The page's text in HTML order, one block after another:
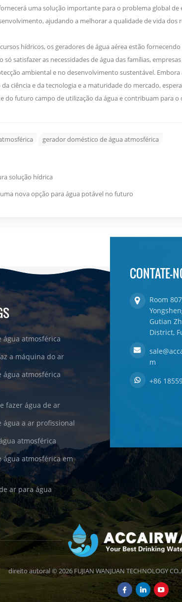
uma solução importante para o problema global de
ajudando a melhorar a qualidade de vida dos
hídricos, os geradores de água aérea estão
só satisfazer as necessidades de água das famílias,
ambiental e no desenvolvimento sustentável.
ciência e da tecnologia e a maturidade do mercado,
do futuro campo de utilização da água e contribuam para
gerador doméstico de água atmosférica
solução hídrica
nova opção para água potável no futuro
água atmosférica
a máquina do ar
água atmosférica
fazer água de ar
água a ar profissional
atmosférica
água atmosférica em
ar para água
CONTATE-
Room
Gutian
District,
m
+86
direito autoral © 2026 FUJIAN WANJUAN TECHNOLOGY